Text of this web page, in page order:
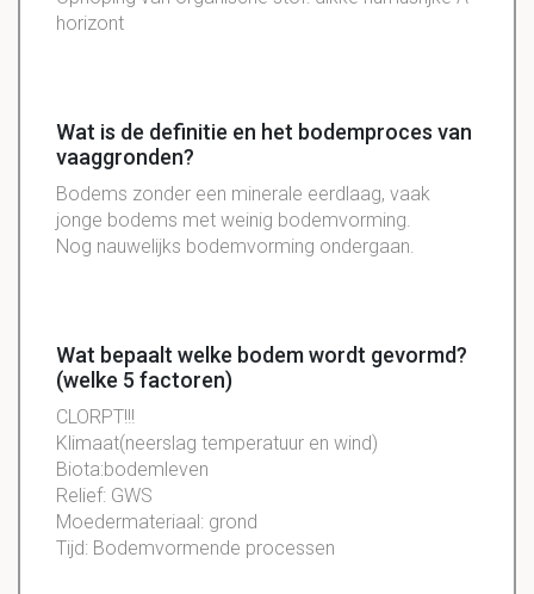
horizont
Wat is de definitie en het bodemproces van
vaaggronden?
Bodems zonder een minerale eerdlaag, vaak
jonge bodems met weinig bodemvorming.
Nog nauwelijks bodemvorming ondergaan.
Wat bepaalt welke bodem wordt gevormd?
(welke 5 factoren)
CLORPT!!!
Klimaat(neerslag temperatuur en wind)
Biota:bodemleven
Relief: GWS
Moedermateriaal: grond
Tijd: Bodemvormende processen